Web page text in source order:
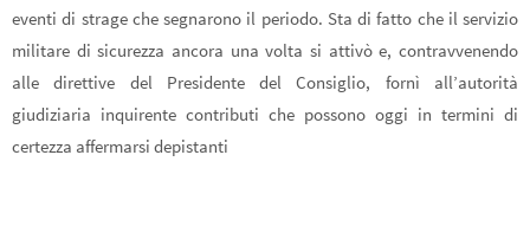
eventi di strage che segnarono il periodo. Sta di fatto che il servizio
militare di sicurezza ancora una volta si attivò e, contravvenendo
alle direttive del Presidente del Consiglio, fornì all’autorità
giudiziaria inquirente contributi che possono oggi in termini di
certezza affermarsi depistanti